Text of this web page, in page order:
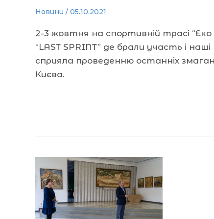
Новини / 05.10.2021
2-3 жовтня на спортивній трасі “Еко
“LAST SPRINT” де брали участь і
сприяла проведенню останніх
Києва.
Виставка
батального
живопису
«Хотин.